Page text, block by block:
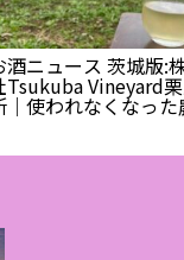
酒ニュース 茨城版:
Tsukuba Vineyard
｜使われなくなった
再利用 ブドウを栽培